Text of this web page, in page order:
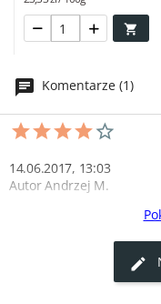

Komentarze (1)
14.06.2017, 13:03
Autor Andrzej M.
Wątrobianka smakuje
Polecam zakupy w